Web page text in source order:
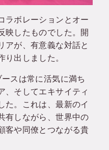
ラボレーションとオー
映したものでした。開
アが、有意義な対話と
出しました。
スは常に活気に満ち
、そしてエキサイティ
た。これは、最新のイ
有しながら、世界中の
客や同僚とつながる貴